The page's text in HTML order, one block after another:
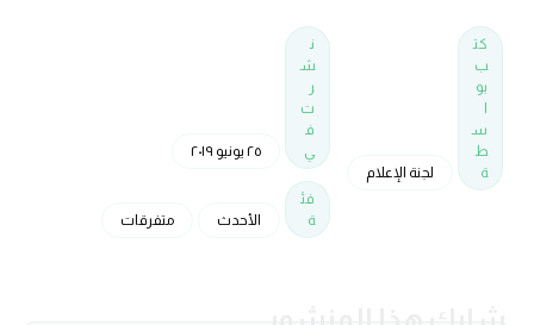
كت
ب
بو
ا
س
ط
ة
لجنة الإعلام
ن
ش
ر
ت
ف
ي
٢٥ يونيو ٢٠١٩
فئ
ة
الأحدث متفرقات